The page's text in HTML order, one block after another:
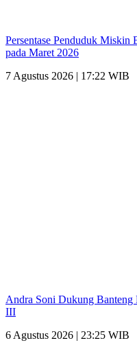
Persentase Penduduk Miskin
pada Maret 2026
7 Agustus 2026 | 17:22 WIB
Andra Soni Dukung Banteng
III
6 Agustus 2026 | 23:25 WIB